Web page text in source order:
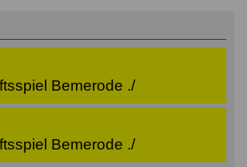
Bemerode ./
Bemerode ./